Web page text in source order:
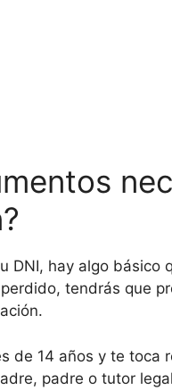
DNI, hay algo básico
tendrás que
de 14 años y te toca
padre o tutor